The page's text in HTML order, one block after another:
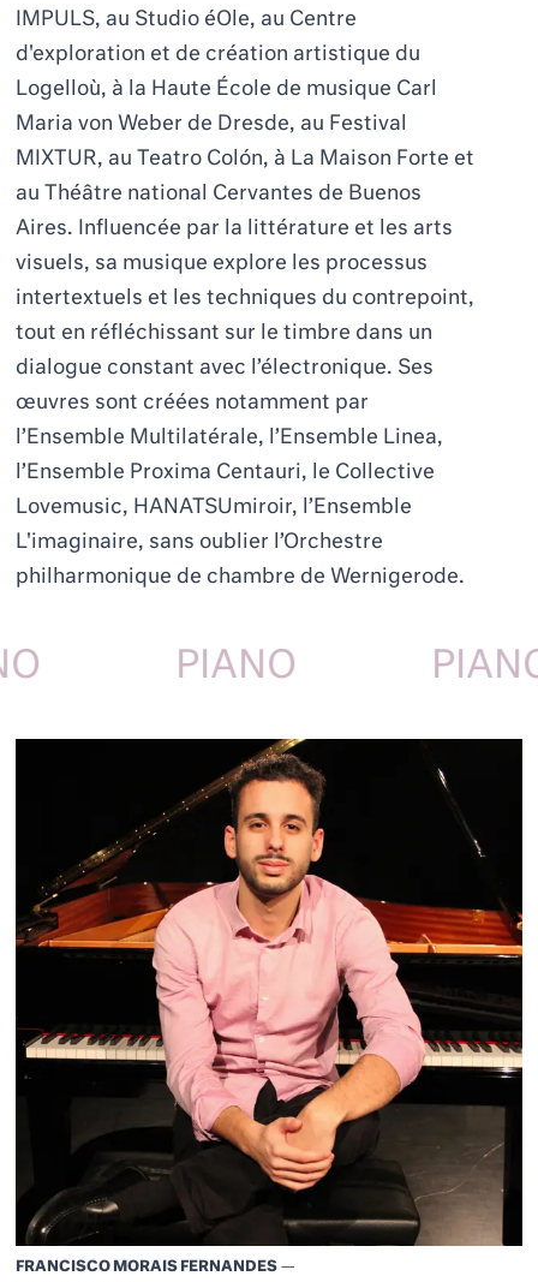
IMPULS, au Studio éOle, au Centre
d'exploration et de création artistique du
Logelloù, à la Haute École de musique Carl
Maria von Weber de Dresde, au Festival
MIXTUR, au Teatro Col ón, à La Maison Forte et
au
Théâtre national Cervantes de Buenos
Aires.
Influencée par la littérature et les arts
visuels, sa musique explore les processus
intertextuels et les techniques du contrepoint,
tout en réfléchissant sur le timbre dans un
dialogue constant avec l’électronique. Ses
œuvres sont créées notamment par
l’ Ensemble Multilatérale, l’ Ensemble Linea,
l’ Ensemble Proxima Centauri, le Collective
Lovemusic, HANATSUmiroir, l’ Ensemble
L'imaginaire, sans oublier l’Orchestre
philharmonique de chambre de Wernigerode.
PIANO
FRANCISCO MORAIS
FRANCISCO MORAIS FERNANDES —